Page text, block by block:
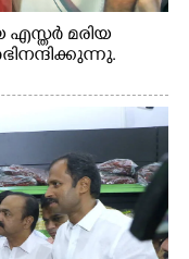
മരിയ